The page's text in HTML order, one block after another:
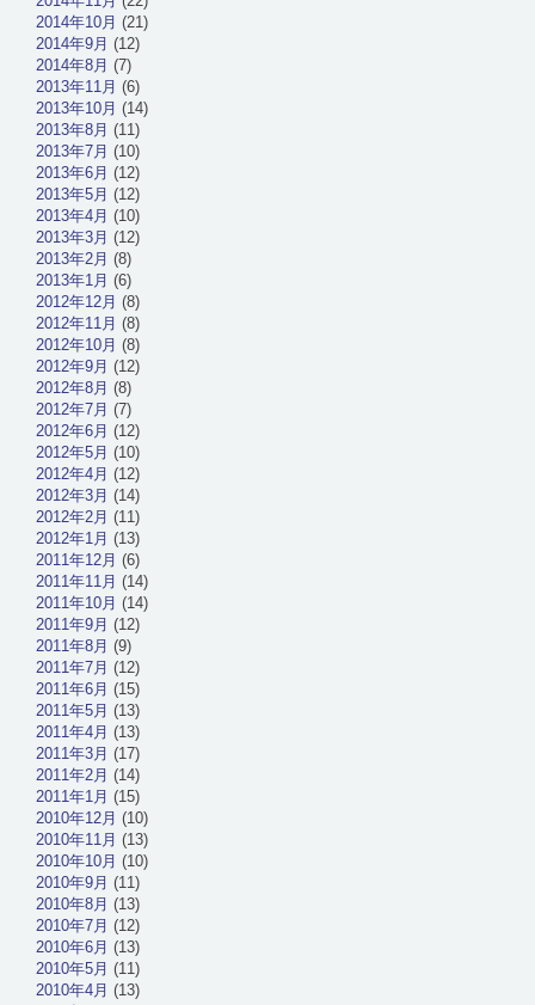
2014年10月 (21)
2014年9月 (12)
2014年8月 (7)
2013年11月 (6)
2013年10月 (14)
2013年8月 (11)
2013年7月 (10)
2013年6月 (12)
2013年5月 (12)
2013年4月 (10)
2013年3月 (12)
2013年2月 (8)
2013年1月 (6)
2012年12月 (8)
2012年11月 (8)
2012年10月 (8)
2012年9月 (12)
2012年8月 (8)
2012年7月 (7)
2012年6月 (12)
2012年5月 (10)
2012年4月 (12)
2012年3月 (14)
2012年2月 (11)
2012年1月 (13)
2011年12月 (6)
2011年11月 (14)
2011年10月 (14)
2011年9月 (12)
2011年8月 (9)
2011年7月 (12)
2011年6月 (15)
2011年5月 (13)
2011年4月 (13)
2011年3月 (17)
2011年2月 (14)
2011年1月 (15)
2010年12月 (10)
2010年11月 (13)
2010年10月 (10)
2010年9月 (11)
2010年8月 (13)
2010年7月 (12)
2010年6月 (13)
2010年5月 (11)
2010年4月 (13)